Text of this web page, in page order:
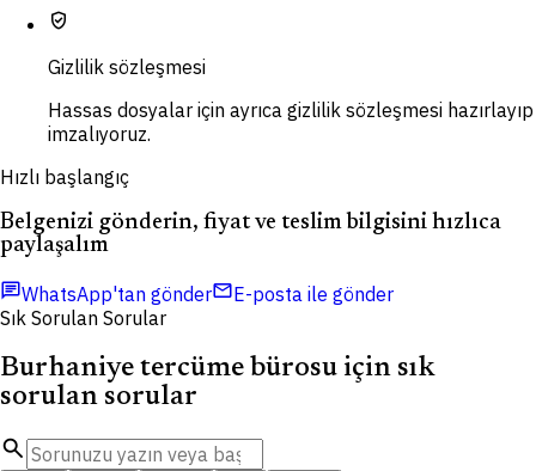
verified_user
Gizlilik sözleşmesi
Hassas dosyalar için ayrıca gizlilik sözleşmesi hazırlayıp
imzalıyoruz.
Hızlı başlangıç
Belgenizi gönderin, fiyat ve teslim bilgisini hızlıca
paylaşalım
chatWhatsApp'tan göndermailE-posta ile gönder
Sık Sorulan Sorular
Burhaniye tercüme bürosu için sık
sorulan sorular
search